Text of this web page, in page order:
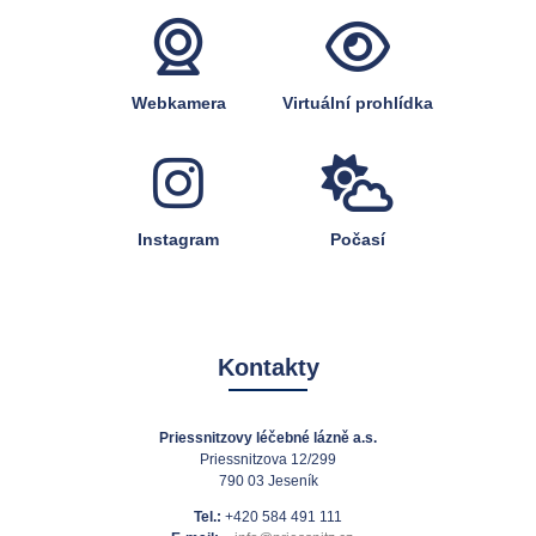
Webkamera Virtuální prohlídka
Instagram Počasí
Kontakty
Priessnitzovy léčebné lázně a.s.
Priessnitzova 12/299
790 03 Jeseník
Tel.: +420 584 491 111